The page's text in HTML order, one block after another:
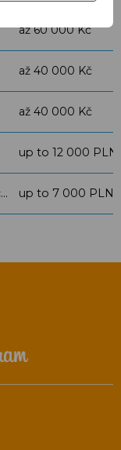
až 60 000 Kč
až 40 000 Kč
až 40 000 Kč
up to 12 000 PLN
Sourcing Manager (Poland | Katowice) up to 7 000 PLN